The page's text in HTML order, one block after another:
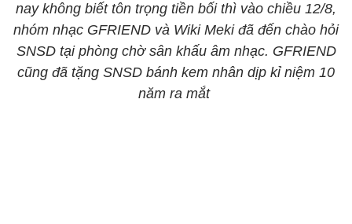
nay không biết tôn trọng tiền bối thì vào chiều 12/8,
nhóm nhạc GFRIEND và Wiki Meki đã đến chào hỏi
SNSD tại phòng chờ sân khấu âm nhạc. GFRIEND
cũng đã tặng SNSD bánh kem nhân dịp kỉ niệm 10
năm ra mắt